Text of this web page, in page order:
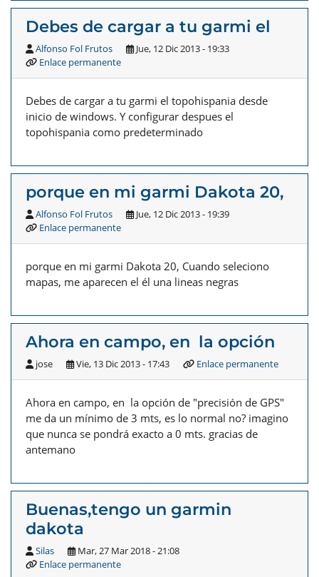
Debes de cargar a tu garmi el
Alfonso Fol Frutos
Jue, 12 Dic 2013 - 19:33
Enlace permanente
Debes de cargar a tu garmi el topohispania desde
inicio de windows. Y configurar despues el
topohispania como predeterminado
porque en mi garmi Dakota 20,
Alfonso Fol Frutos
Jue, 12 Dic 2013 - 19:39
Enlace permanente
porque en mi garmi Dakota 20, Cuando seleciono
mapas, me aparecen el él una lineas negras
Ahora en campo, en la opción
jose Vie, 13 Dic 2013 - 17:43 Enlace permanente
Ahora en campo, en la opción de "precisión de GPS"
me da un mínimo de 3 mts, es lo normal no? imagino
que nunca se pondrá exacto a 0 mts. gracias de
antemano
Buenas,tengo un garmin
dakota
Silas
Mar, 27 Mar 2018 - 21:08
Enlace permanente